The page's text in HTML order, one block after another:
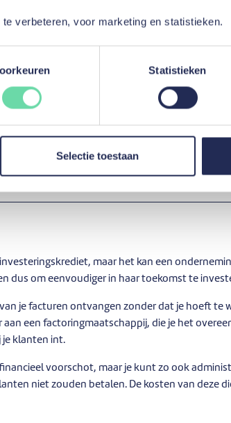
verbeteren, voor marketing en statistieken.
Statistieken
Selectie toestaan
rentevoet.
vaste termijn
welstraight loan
genoemd, is een vorm van een
hele looptijd van de lening alleen de
in één keer af.
vastgoedinvesteringen en vereist een eigen
financier je een behoefte aan werkkapitaal?
maar het kan een
dus om eenvoudiger in haar toekomst te
je facturen ontvangen zonder dat je hoeft te
aan een factoringmaatschappij, die je het
je klanten int.
voorschot, maar je kunt zo ook
niet zouden betalen. De kosten van deze